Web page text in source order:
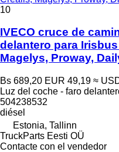
10
IVECO cruce de
delantero para
Magelys, Proway,
Bs 689,20 EUR 49,19 ≈
Luz del coche - faro
504238532
diésel
Estonia, Tallinn
TruckParts Eesti OÜ
Contacte con el vendedor